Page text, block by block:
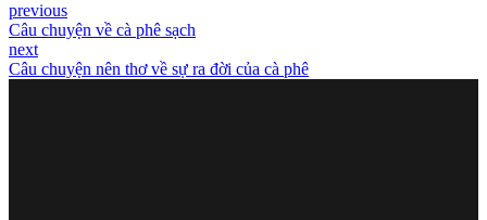
previous
Câu chuyện về cà phê sạch
next
Câu chuyện nên thơ về sự ra đời của cà phê